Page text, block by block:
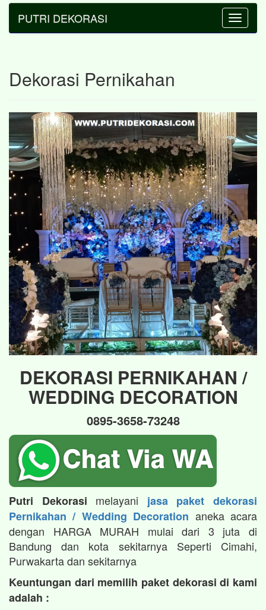
Toggle
PUTRI DEKORASI
Dekorasi Pernikahan
DEKORASI PERNIKAHAN /
WEDDING DECORATION
0895-3658-73248
Putri Dekorasi melayani jasa paket dekorasi
Pernikahan / Wedding Decoration aneka acara
dengan HARGA MURAH mulai dari 3 juta di
Bandung dan kota sekitarnya Seperti Cimahi,
Purwakarta dan sekitarnya
Keuntungan dari memilih paket dekorasi di kami
adalah :